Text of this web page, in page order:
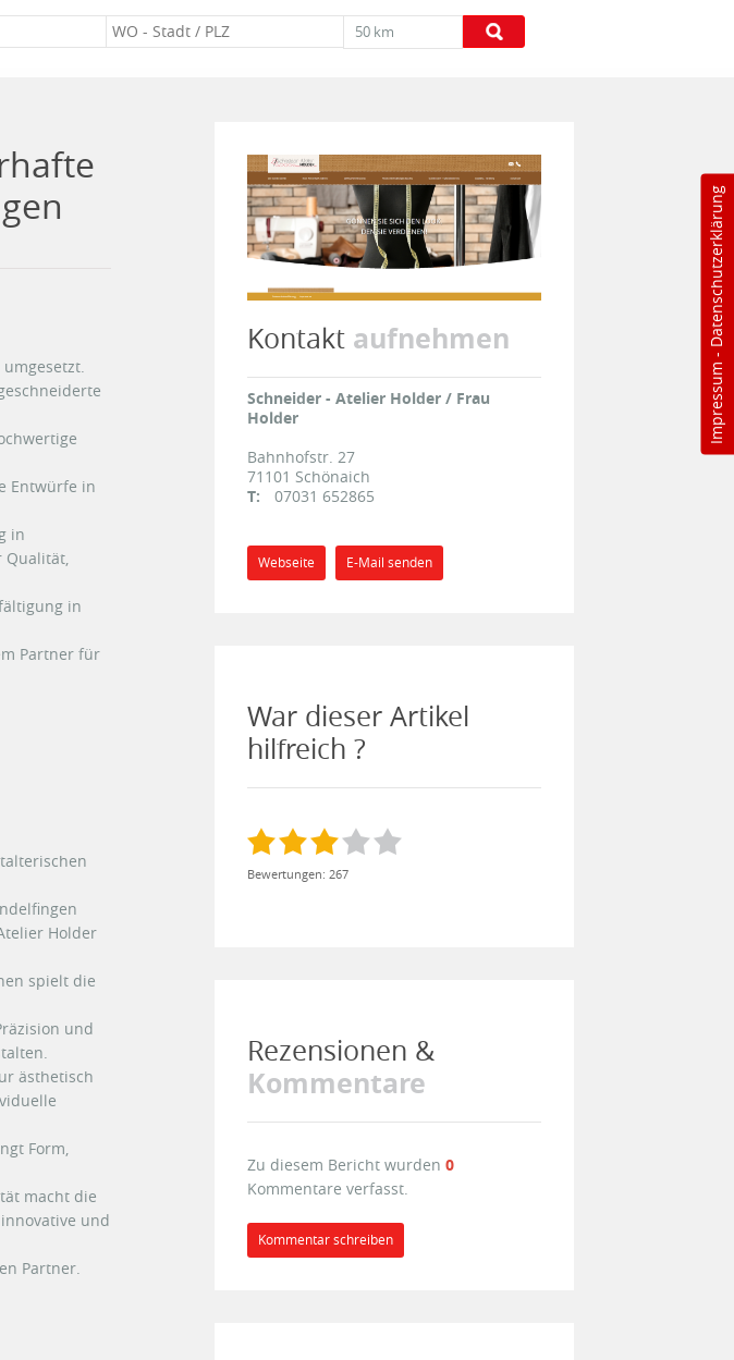
50 km
Impressum
-
Datenschutzerklärung
Entwürfe in
in
Qualität,
in
Partner für
Holder
spielt die
und
ästhetisch
Form,
macht die
und
Partner.
Kontakt aufnehmen
Schneider - Atelier Holder / Frau
Holder
Bahnhofstr. 27
71101 Schönaich
T:
07031 652865
Webseite E-Mail senden
War dieser Artikel
hilfreich ?
Bewertungen: 267
Rezensionen &
Kommentare
Zu diesem Bericht wurden 0
Kommentare verfasst.
Kommentar schreiben